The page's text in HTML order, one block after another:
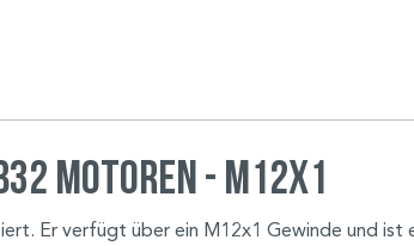
Motoren - M12x1
Er verfügt über ein M12x1 Gewinde und ist